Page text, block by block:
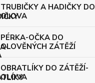
TRUBIČKY A HADIČKY DO
OLOVA
PÉRKA-OČKA DO
OLOVĚNÝCH ZÁTĚŽÍ
OBRATLÍKY DO ZÁTĚŽÍ-
OLOVA